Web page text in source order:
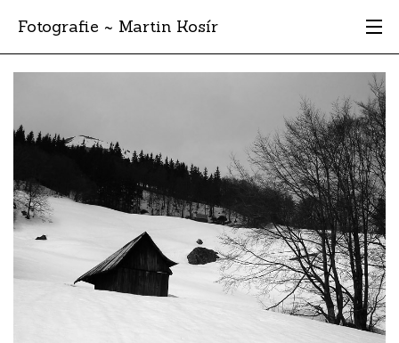
Fotografie ~ Martin Kosír
Moje obľúbené
Archív
Vyhľadávanie